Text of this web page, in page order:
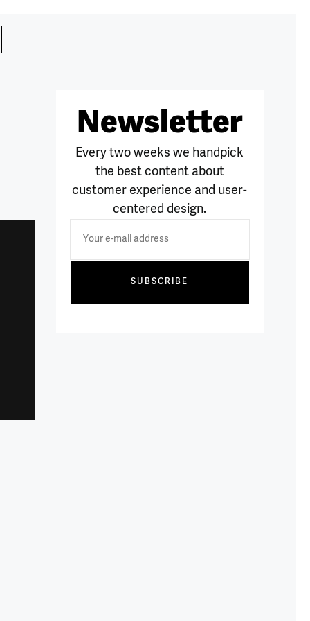
Newsletter
Every two weeks we handpick
the best content about
customer experience and user-
centered design.
SUBSCRIBE